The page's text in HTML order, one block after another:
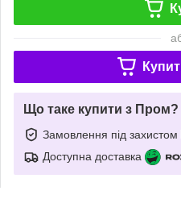
Що таке купити з Пром?
Замовлення під захистом
Доступна доставка